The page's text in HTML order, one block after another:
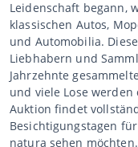
Leidenschaft begann,
klassischen Autos,
und Automobilia.
Liebhabern und
Jahrzehnte
und viele Lose
Auktion findet
Besichtigungstagen
natura sehen möchten.